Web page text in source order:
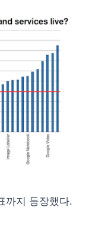
까지 등장했다.